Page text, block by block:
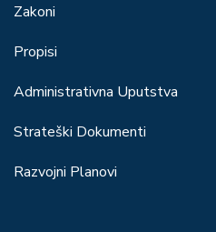
Zakoni
Propisi
Administrativna Uputstva
Strateški Dokumenti
Razvojni Planovi